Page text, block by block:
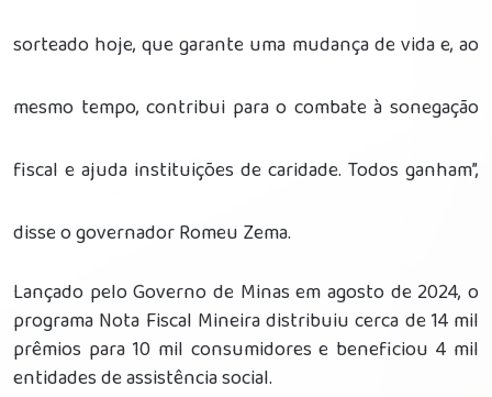
sorteado hoje, que garante uma mudança de vida e, ao
mesmo tempo, contribui para o combate à sonegação
fiscal e ajuda instituições de caridade. Todos ganham”,
disse o governador Romeu Zema.
Lançado pelo Governo de Minas em agosto de 2024, o
programa Nota Fiscal Mineira distribuiu cerca de 14 mil
prêmios para 10 mil consumidores e beneficiou 4 mil
entidades de assistência social.